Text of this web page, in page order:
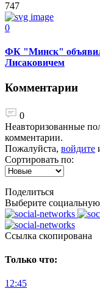
747
0
ФК "Минск" объявил
Лисаковичем
Комментарии
0
Неавторизованные
комментарии.
Пожалуйста, войдите
Сортировать по:
Поделиться
Выберите социальную
Ccылка скопирована
Только что:
12:45